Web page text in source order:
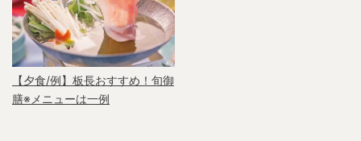
【夕食/例】板長おすすめ！旬御
膳※メニューは一例